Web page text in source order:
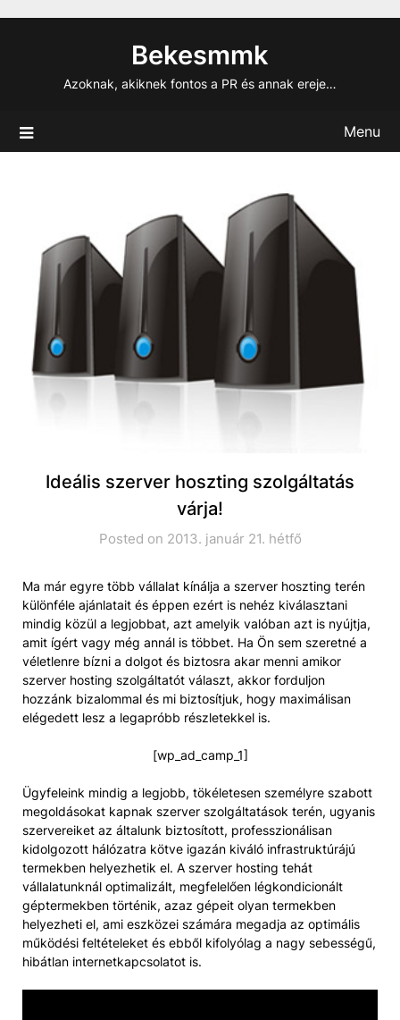
Bekesmmk
Azoknak, akiknek fontos a PR és annak ereje…
Menu
Ideális szerver hoszting szolgáltatás
várja!
Posted on 2013. január 21. hétfő
Ma már egyre több vállalat kínálja a szerver hoszting terén
különféle ajánlatait és éppen ezért is nehéz kiválasztani
mindig közül a legjobbat, azt amelyik valóban azt is nyújtja,
amit ígért vagy még annál is többet. Ha Ön sem szeretné a
véletlenre bízni a dolgot és biztosra akar menni amikor
szerver hosting szolgáltatót választ, akkor forduljon
hozzánk bizalommal és mi biztosítjuk, hogy maximálisan
elégedett lesz a legapróbb részletekkel is.
[wp_ad_camp_1]
Ügyfeleink mindig a legjobb, tökéletesen személyre szabott
megoldásokat kapnak szerver szolgáltatások terén, ugyanis
szervereiket az általunk biztosított, professzionálisan
kidolgozott hálózatra kötve igazán kiváló infrastruktúrájú
termekben helyezhetik el. A szerver hosting tehát
vállalatunknál optimalizált, megfelelően légkondicionált
géptermekben történik, azaz gépeit olyan termekben
helyezheti el, ami eszközei számára megadja az optimális
működési feltételeket és ebből kifolyólag a nagy sebességű,
hibátlan internetkapcsolatot is.